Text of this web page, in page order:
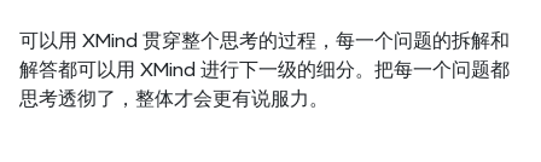
可以用 XMind 贯穿整个思考的过程，每一个问题的拆解和
解答都可以用 XMind 进行下一级的细分。把每一个问题都
思考透彻了，整体才会更有说服力。